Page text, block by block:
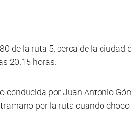
de la ruta 5, cerca de la ciudad
20.15 horas.
conducida por Juan Antonio
por la ruta cuando